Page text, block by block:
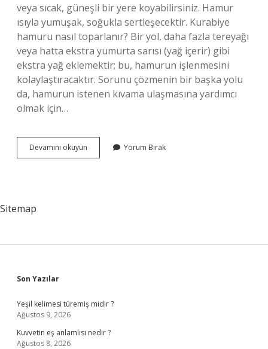
veya sıcak, güneşli bir yere koyabilirsiniz. Hamur
ısıyla yumuşak, soğukla ​​sertleşecektir. Kurabiye
hamuru nasıl toparlanır? Bir yol, daha fazla tereyağı
veya hatta ekstra yumurta sarısı (yağ içerir) gibi
ekstra yağ eklemektir; bu, hamurun işlenmesini
kolaylaştıracaktır. Sorunu çözmenin bir başka yolu
da, hamurun istenen kıvama ulaşmasına yardımcı
olmak için…
Devamını okuyun Kurabiye
Hamuru
Yorum Bırak
Sitemap
Sidebar
Son Yazılar
Yeşil kelimesi türemiş midir ?
Ağustos 9, 2026
Kuvvetin eş anlamlısı nedir ?
Ağustos 8, 2026